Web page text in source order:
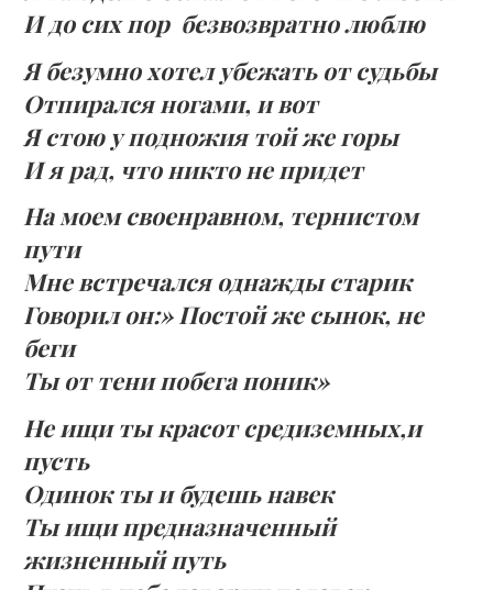
И до сих пор безвозвратно люблю
Я безумно хотел убежать от судьбы
Отпирался ногами, и вот
Я стою у подножия той же горы
И я рад, что никто не придет
На моем своенравном, тернистом
пути
Мне встречался однажды старик
Говорил он:» Постой же сынок, не
беги
Ты от тени побега поник»
Не ищи ты красот средиземных,и
пусть
Одинок ты и будешь навек
Ты ищи предназначенный
жизненный путь